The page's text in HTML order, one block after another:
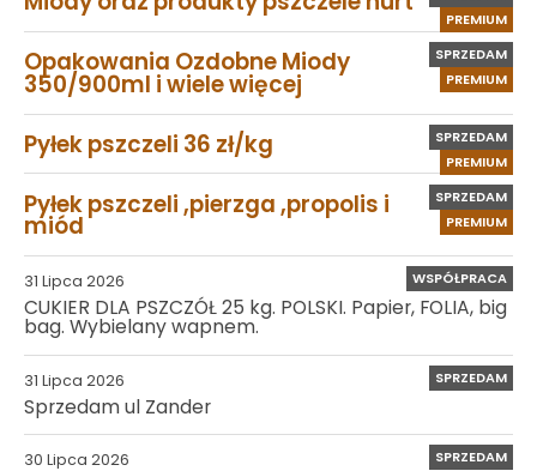
PREMIUM
PREMIUM
SPRZEDAM
Opakowania Ozdobne Miody
350/900ml i wiele więcej
PREMIUM
SPRZEDAM
Pyłek pszczeli 36 zł/kg
PREMIUM
SPRZEDAM
Pyłek pszczeli ,pierzga ,propolis i
miód
31 Lipca 2026 WSPÓŁPRACA
CUKIER DLA PSZCZÓŁ 25 kg. POLSKI. Papier, FOLIA, big
bag. Wybielany wapnem.
31 Lipca 2026 SPRZEDAM
Sprzedam ul Zander
30 Lipca 2026 SPRZEDAM